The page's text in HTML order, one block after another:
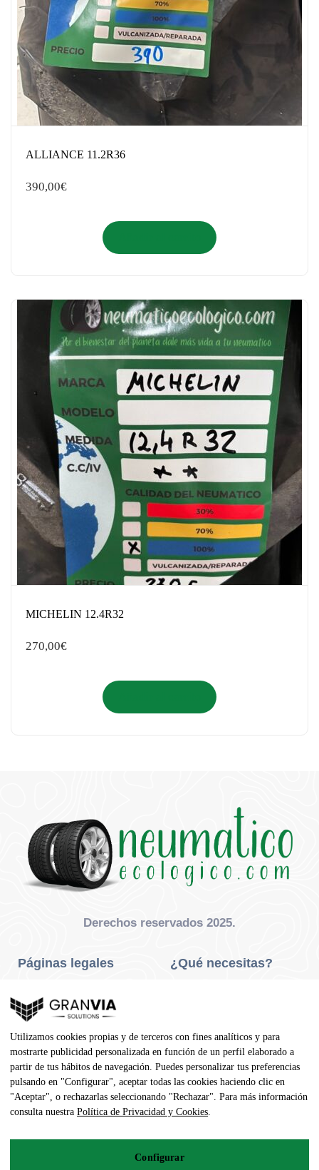
ALLIANCE 11.2R36
390,00€
MICHELIN 12.4R32
270,00€
Derechos reservados 2025.
Páginas legales
Privacidad Y Cookies
Aviso Legal
Condiciones De Compra
Contacto
¿Qué necesitas?
Neumáticos Agrícola
Dirección
Utilizamos cookies propias y de terceros con fines analíticos y para
mostrarte publicidad personalizada en función de un perfil elaborado a
partir de tus hábitos de navegación. Puedes personalizar tus preferencias
pulsando en "Configurar", aceptar todas las cookies haciendo clic en
"Aceptar", o rechazarlas seleccionando "Rechazar". Para más información
consulta nuestra Política de Privacidad y Cookies.
Configurar